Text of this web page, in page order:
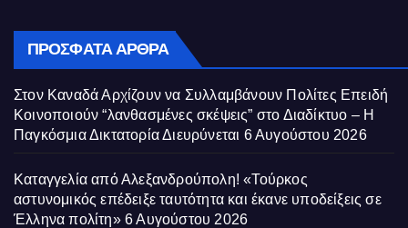
ΠΡΌΣΦΑΤΑ ΆΡΘΡΑ
Στον Καναδά Αρχίζουν να Συλλαμβάνουν Πολίτες Επειδή
Κοινοποιούν “λανθασμένες σκέψεις” στο Διαδίκτυο – Η
Παγκόσμια Δικτατορία Διευρύνεται 6 Αυγούστου 2026
Καταγγελία από Αλεξανδρούπολη! «Τούρκος
αστυνομικός επέδειξε ταυτότητα και έκανε υποδείξεις σε
Έλληνα πολίτη» 6 Αυγούστου 2026